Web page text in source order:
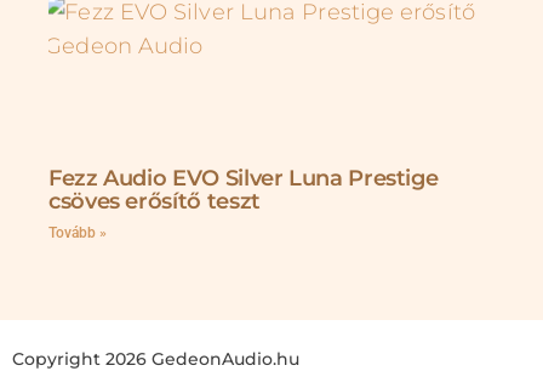
Fezz Audio EVO Silver Luna Prestige
csöves erősítő teszt
Tovább »
Copyright 2026 GedeonAudio.hu